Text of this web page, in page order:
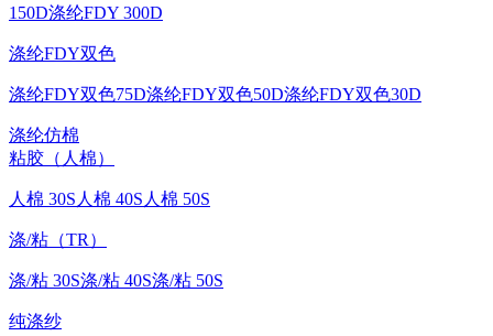
150D涤纶FDY 300D
涤纶FDY双色
涤纶FDY双色75D涤纶FDY双色50D涤纶FDY双色30D
涤纶仿棉
粘胶（人棉）
人棉 30S 人棉 40S 人棉 50S
涤/粘（TR）
涤/粘 30S涤/粘 40S涤/粘 50S
纯涤纱